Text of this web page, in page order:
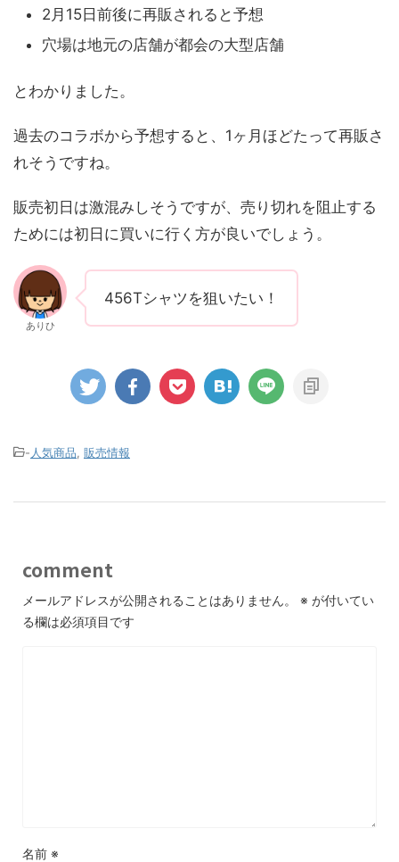
2月15日前後に再販されると予想
穴場は地元の店舗が都会の大型店舗
とわかりました。
過去のコラボから予想すると、1ヶ月ほどたって再販さ
れそうですね。
販売初日は激混みしそうですが、売り切れを阻止する
ためには初日に買いに行く方が良いでしょう。
ありひ
456Tシャツを狙いたい！
- 人気商品 販売情報
comment
メールアドレスが公開されることはありません。 ※ が付いてい
る欄は必須項目です
名前 ※